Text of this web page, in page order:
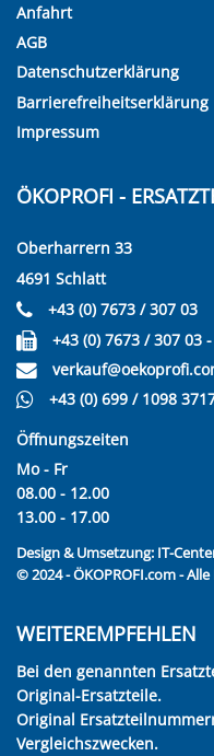
Anfahrt
AGB
Datenschutzerklärung
Barrierefreiheitserklärung
Impressum
ÖKOPROFI -
Oberharrern 33
4691 Schlatt
+43 (0) 7673 / 307 03
+43 (0) 7673 / 307 03
+43 (0) 699 / 1098
Öffnungszeiten
Mo - Fr
08.00 - 12.00
13.00 - 17.00
Design & Umsetzung: IT-
© 2024 - ÖKOPROFI.com -
WEITEREMPFEHLEN
Bei den genannten
Original-Ersatzteile.
Original
Vergleichszwecken.